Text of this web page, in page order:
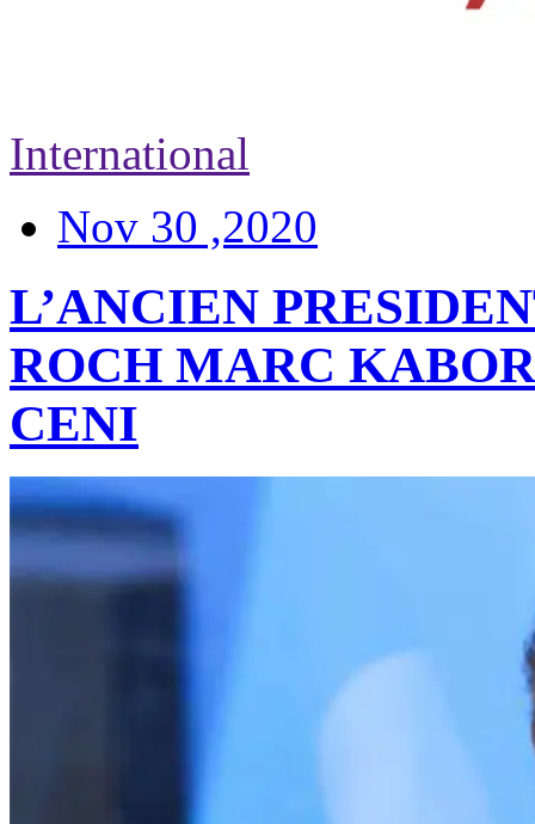
International
Nov 30 ,2020
L’ANCIEN
ROCH MARC
CENI